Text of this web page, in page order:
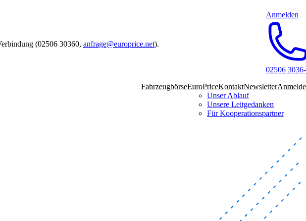
Anmelden
02506
FahrzeugbörseEuroPrice
Unser Ablauf
Unsere Leitgedanken
Für Kooperationspartner
KontaktNewsletter
(02506 30360, anfrage@europrice.net).